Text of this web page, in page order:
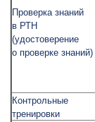
Проверка знаний
в РТН
(удостоверение
о проверке знаний)
Контрольные
тренировки